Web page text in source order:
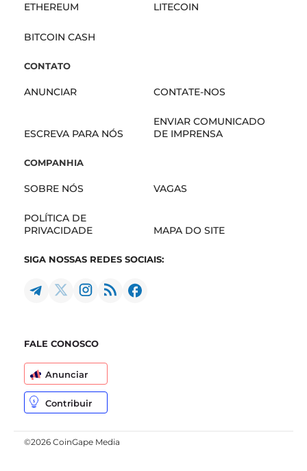
ETHEREUM LITECOIN
BITCOIN CASH
CONTATO
ANUNCIAR CONTATE-NOS
ESCREVA PARA NÓS
ENVIAR COMUNICADO
DE IMPRENSA
COMPANHIA
SOBRE NÓS VAGAS
POLÍTICA DE
PRIVACIDADE
MAPA DO SITE
SIGA NOSSAS REDES SOCIAIS:
FALE CONOSCO
Anunciar
Contribuir
©2026 CoinGape Media